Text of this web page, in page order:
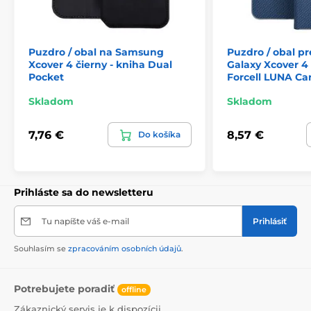
Puzdro / obal na Samsung
Xcover 4 čierny - kniha Dual
Pocket
Skladom
7,76 € Do košíka
Puzdro / obal
Galaxy Xcover
Forcell LUNA
Skladom
8,57 €
Prihláste sa do newsletteru
Tu napíšte váš e-mail Prihlásiť
Souhlasím se zpracováním osobních údajů.
Potrebujete poradiť offline
Zákaznický servis je k dispozícii